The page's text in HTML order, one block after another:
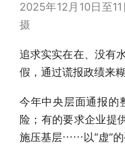
2025年12月10日至
摄
追求实实在在、没有
假，通过谎报政绩来
今年中央层面通报的
险；有的要求企业提
施压基层……以“虚”的